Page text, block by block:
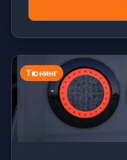
Тюнинг